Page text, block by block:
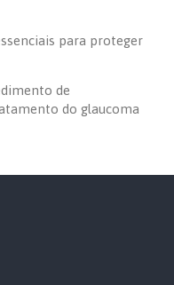
para proteger
de
do glaucoma